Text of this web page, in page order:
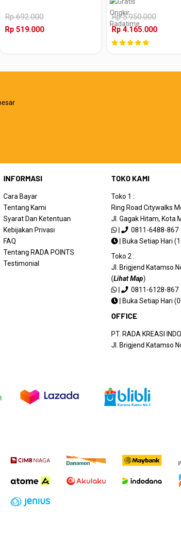
Rp 692.000
Rp 519.000
Rp 5.950.000
Rp 4.165.000
INFORMASI
Cara Bayar
Tentang Kami
Syarat Dan Ketentuan
Kebijakan Privasi
FAQ
Tentang RADA POINTS
Testimonial
TOKO KAMI
Toko 1 :
Ring Road Citywalks
Jl. Gagak Hitam, Kota
|
0811-6488-867
|
Buka Setiap Hari
Toko 2 :
Jl. Brigjend Katamso
(Lihat Map)
|
0811-6128-867
|
Buka Setiap Hari
OFFICE
PT. RADA KREASI
Jl. Brigjend Katamso